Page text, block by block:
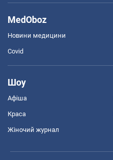
MedOboz
Новини медицини
Covid
Шоу
Афіша
Краса
Жіночий журнал